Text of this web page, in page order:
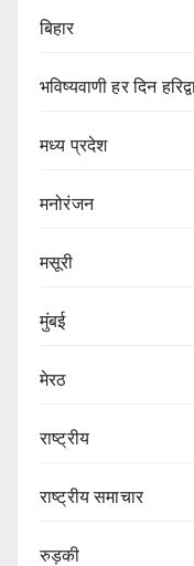
बिहार
भविष्यवाणी हर दिन
मध्य प्रदेश
मनोरंजन
मसूरी
मुंबई
मेरठ
राष्ट्रीय
राष्ट्रीय समाचार
रुड़की